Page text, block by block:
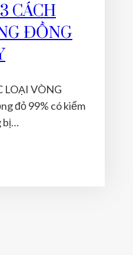
CÁCH
ĐỒNG
LOẠI VÒNG
đỏ 99% có kiểm
bị…